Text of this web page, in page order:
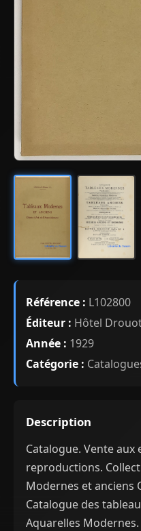
Référence : L102800
Éditeur : Hôtel
Année : 1929
Catégorie :
Description
Catalogue. Vente
reproductions.
Modernes et anciens
Catalogue des
Aquarelles